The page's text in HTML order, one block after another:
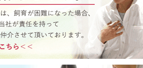
日(土)より、ペットショップ ワンラブ イオンタウン宇
開催させていただきます！！7/25～8/9までのイベント
今年もぜひ遊びに来てください(^^)/ペット用品も専門
イスとなっております♪愛らしい子犬子猫が広々スペー
はぜひ抱っこしてあげてくださいね(^_-)-☆一年で一番！
ちゃってください！！ペットの事ならぜひご相談くださ
改めまして、地域の皆様に愛されるペットショップ
めタウン三豊店 在籍中の子はこちら https://www.pet-